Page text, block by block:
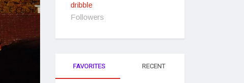
dribble
Followers
FAVORITES RECENT